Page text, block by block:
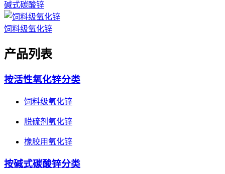
碱式碳酸锌
饲料级氧化锌
产品列表
按活性氧化锌分类
饲料级氧化锌
脱硫剂氧化锌
橡胶用氧化锌
按碱式碳酸锌分类